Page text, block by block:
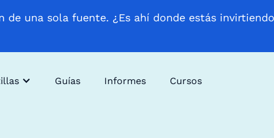
de una sola fuente. ¿Es ahí donde estás
Guías Informes Cursos